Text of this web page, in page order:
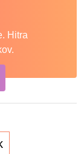
Hitra